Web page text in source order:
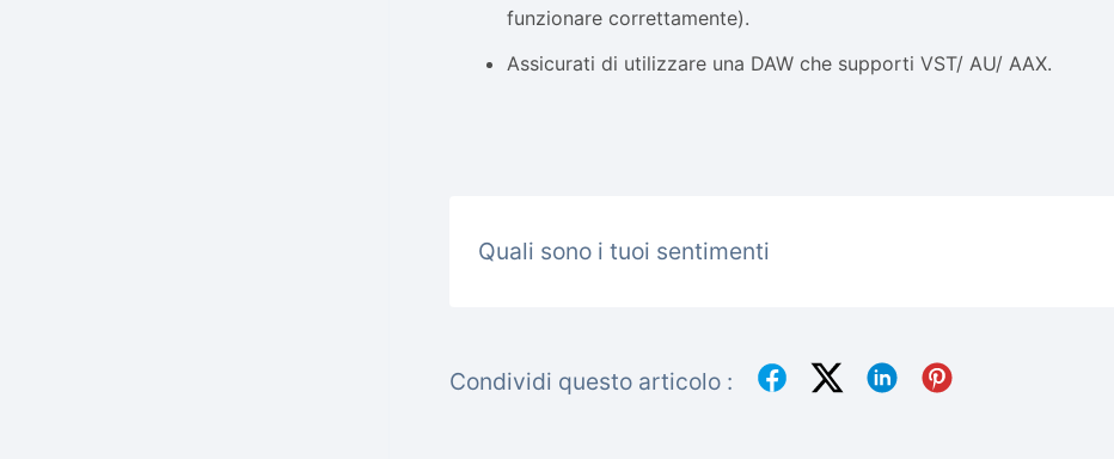
funzionare correttamente).
Assicurati di utilizzare una DAW che supporti VST/ AU/ AAX.
Quali sono i tuoi sentimenti
Condividi questo articolo :